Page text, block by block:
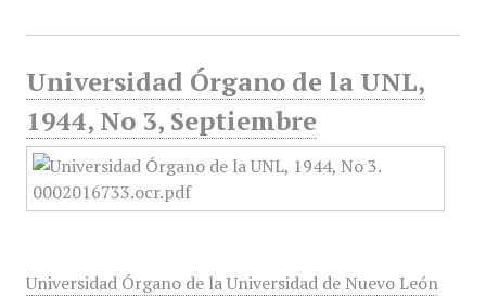
Universidad Órgano de la UNL,
1944, No 3, Septiembre
Universidad Órgano de la Universidad de Nuevo León